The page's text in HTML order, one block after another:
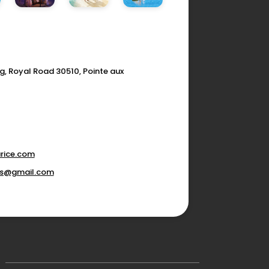
Royal Road 30510, Pointe aux